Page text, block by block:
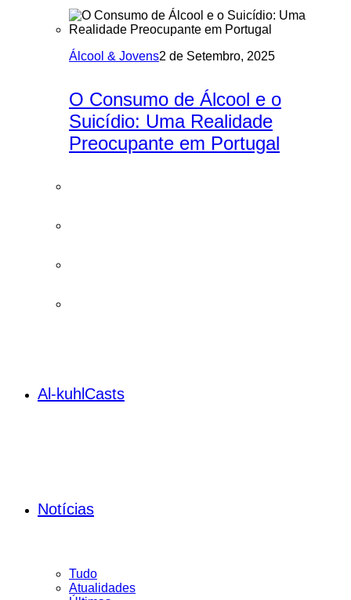
Álcool & Jovens2 de Setembro, 2025
O Consumo de Álcool e o
Suicídio: Uma Realidade
Preocupante em Portugal
Al-kuhlCasts
Notícias
Tudo
Atualidades